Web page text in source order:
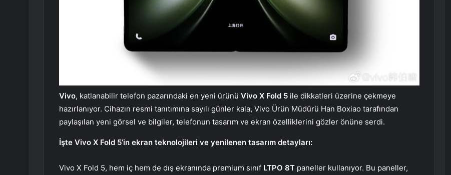
Vivo, katlanabilir telefon pazarındaki en yeni ürünü Vivo X Fold 5 ile dikkatleri üzerine çekmeye
hazırlanıyor. Cihazın resmi tanıtımına sayılı günler kala, Vivo Ürün Müdürü Han Boxiao tarafından
paylaşılan yeni görsel ve bilgiler, telefonun tasarım ve ekran özelliklerini gözler önüne serdi.
İşte Vivo X Fold 5’in ekran teknolojileri ve yenilenen tasarım detayları:
Vivo X Fold 5, hem iç hem de dış ekranında premium sınıf LTPO 8T paneller kullanıyor. Bu paneller,